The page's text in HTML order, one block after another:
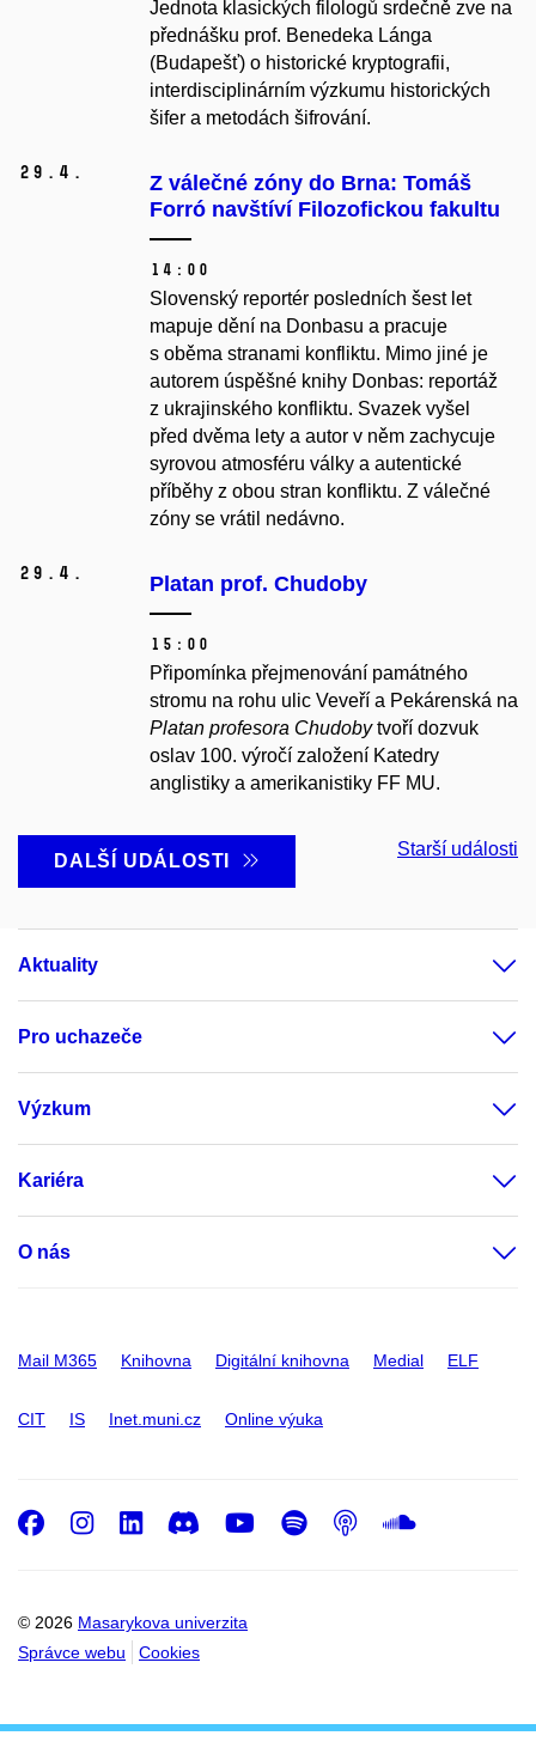
Jednota klasických filologů srdečně zve na
přednášku prof. Benedeka Lánga
(Budapešť) o historické kryptografii,
interdisciplinárním výzkumu historických
šifer a metodách šifrování.
29. 4.
Z válečné zóny do Brna: Tomáš
Forró navštíví Filozofickou fakultu
14:00
Slovenský reportér posledních šest let
mapuje dění na Donbasu a pracuje
s oběma stranami konfliktu. Mimo jiné je
autorem úspěšné knihy Donbas: reportáž
z ukrajinského konfliktu. Svazek vyšel
před dvěma lety a autor v něm zachycuje
syrovou atmosféru války a autentické
příběhy z obou stran konfliktu. Z válečné
zóny se vrátil nedávno.
29. 4. Platan prof. Chudoby
15:00
Připomínka přejmenování památného
stromu na rohu ulic Veveří a Pekárenská na
Platan profesora Chudobytvoří dozvuk
oslav 100. výročí založení Katedry
anglistiky a amerikanistiky FF MU.
DALŠÍ UDÁLOSTI
Starší události
Aktuality
Pro uchazeče
Výzkum
Kariéra
O nás
Mail M365 Knihovna Digitální knihovna Medial ELF
CIT IS Inet.muni.cz Online výuka
© 2026 Masarykova univerzita
Správce webu
Cookies
Facebook
Instagram
LinkedIn
DiscordYoutube
Spotify
Podcast